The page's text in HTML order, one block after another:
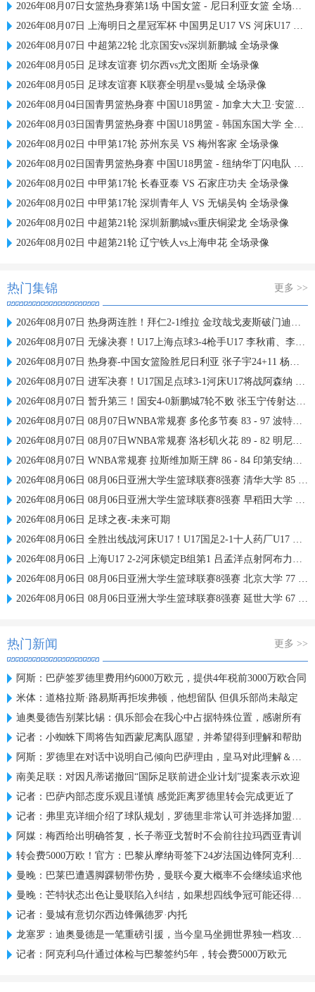
2026年08月07日女篮热身赛第1场 中国女篮 - 尼日利亚女篮 全场录像
2026年08月07日 上海明日之星冠军杯 中国男足U17 VS 河床U17 全场录像
2026年08月07日 中超第22轮 北京国安vs深圳新鹏城 全场录像
2026年08月05日 足球友谊赛 切尔西vs尤文图斯 全场录像
2026年08月05日 足球友谊赛 K联赛全明星vs曼城 全场录像
2026年08月04日国青男篮热身赛 中国U18男篮 - 加拿大大卫·安篮球学院 全场录像
2026年08月03日国青男篮热身赛 中国U18男篮 - 韩国东国大学 全场录像
2026年08月02日 中甲第17轮 苏州东吴 VS 梅州客家 全场录像
2026年08月02日国青男篮热身赛 中国U18男篮 - 纽纳华丁闪电队 全场录像
2026年08月02日 中甲第17轮 长春亚泰 VS 石家庄功夫 全场录像
2026年08月02日 中甲第17轮 深圳青年人 VS 无锡吴钩 全场录像
2026年08月02日 中超第21轮 深圳新鹏城vs重庆铜梁龙 全场录像
2026年08月02日 中超第21轮 辽宁铁人vs上海申花 全场录像
热门集锦 更多 >>
2026年08月07日 热身两连胜！拜仁2-1维拉 金玟哉戈麦斯破门迪亚斯替补建功
2026年08月07日 无缘决赛！U17上海点球3-4枪手U17 李秋甫、李文博失点王启戎扑点
2026年08月07日 热身赛-中国女篮险胜尼日利亚 张子宇24+11 杨舒予12+6
2026年08月07日 进军决赛！U17国足点球3-1河床U17将战阿森纳 江宇涵替补两扑点
2026年08月07日 暂升第三！国安4-0新鹏城7轮不败 张玉宁传射达万双响法比奥破门
2026年08月07日 08月07日WNBA常规赛 多伦多节奏 83 - 97 波特兰火焰 集锦
2026年08月07日 08月07日WNBA常规赛 洛杉矶火花 89 - 82 明尼苏达山猫 全场集锦
2026年08月07日 WNBA常规赛 拉斯维加斯王牌 86 - 84 印第安纳狂热 全场集锦
2026年08月06日 08月06日亚洲大学生篮球联赛8强赛 清华大学 85 - 81 菲律宾大学 集锦
2026年08月06日 08月06日亚洲大学生篮球联赛8强赛 早稻田大学 78 - 71 高丽大学 集锦
2026年08月06日 足球之夜-未来可期
2026年08月06日 全胜出线战河床U17！U17国足2-1十人药厂U17 赵松源登场1分钟传射
2026年08月06日 上海U17 2-2河床锁定B组第1 吕孟洋点射阿布力米破门 将战A组第2
2026年08月06日 08月06日亚洲大学生篮球联赛8强赛 北京大学 77 - 79 上海交通大学 集锦
2026年08月06日 08月06日亚洲大学生篮球联赛8强赛 延世大学 67 - 72 政治大学 集锦
热门新闻 更多 >>
阿斯：巴萨签罗德里费用约6000万欧元，提供4年税前3000万欧合同
米体：道格拉斯·路易斯再拒埃弗顿，他想留队 但俱乐部尚未敲定
迪奥曼德告别莱比锡：俱乐部会在我心中占据特殊位置，感谢所有
记者：小蜘蛛下周将告知西蒙尼离队愿望，并希望得到理解和帮助
阿斯：罗德里在对话中说明自己倾向巴萨理由，皇马对此理解＆祝好
南美足联：对因凡蒂诺撤回“国际足联前进企业计划”提案表示欢迎
记者：巴萨内部态度乐观且谨慎 感觉距离罗德里转会完成更近了
记者：弗里克详细介绍了球队规划，罗德里非常认可并选择加盟巴萨
阿媒：梅西给出明确答复，长子蒂亚戈暂时不会前往拉玛西亚青训
转会费5000万欧！官方：巴黎从摩纳哥签下24岁法国边锋阿克利乌什
曼晚：巴莱巴遭遇脚踝韧带伤势，曼联今夏大概率不会继续追求他
曼晚：芒特状态出色让曼联陷入纠结，如果想四线争冠可能还得买人
记者：曼城有意切尔西边锋佩德罗·内托
龙塞罗：迪奥曼德是一笔重磅引援，当今皇马坐拥世界独一档攻击线
记者：阿克利乌什通过体检与巴黎签约5年，转会费5000万欧元